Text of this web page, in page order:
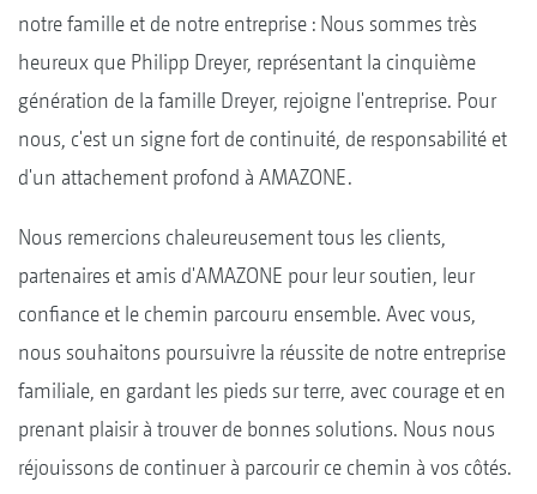
notre famille et de notre entreprise : Nous sommes très
heureux que Philipp Dreyer, représentant la cinquième
génération de la famille Dreyer, rejoigne l'entreprise. Pour
nous, c'est un signe fort de continuité, de responsabilité et
d'un attachement profond à AMAZONE.
Nous remercions chaleureusement tous les clients,
partenaires et amis d'AMAZONE pour leur soutien, leur
confiance et le chemin parcouru ensemble. Avec vous,
nous souhaitons poursuivre la réussite de notre entreprise
familiale, en gardant les pieds sur terre, avec courage et en
prenant plaisir à trouver de bonnes solutions. Nous nous
réjouissons de continuer à parcourir ce chemin à vos côtés.